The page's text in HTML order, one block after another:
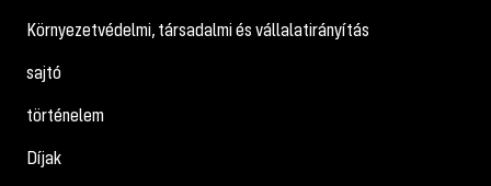
Környezetvédelmi, társadalmi és vállalatirányítás
sajtó
történelem
Díjak